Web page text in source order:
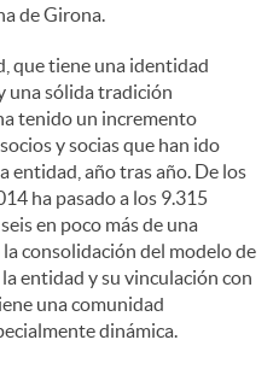
de Girona.
que tiene una identidad
una sólida tradición
tenido un incremento
y socias que han ido
entidad, año tras año. De los
ha pasado a los 9.315
en poco más de una
consolidación del modelo de
entidad y su vinculación con
una comunidad
dinámica.